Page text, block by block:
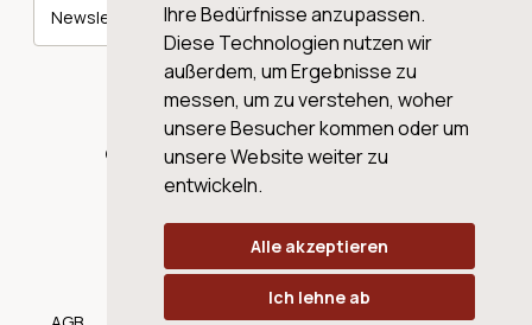
Ihre Bedürfnisse anzupassen.
Diese Technologien nutzen wir
außerdem, um Ergebnisse zu
messen, um zu verstehen, woher
unsere Besucher kommen oder um
unsere Website weiter zu
entwickeln.
Alle akzeptieren
Ich lehne ab
Newsletter abonnieren
© 2026 WINE AG VALENTIN & VON SALIS